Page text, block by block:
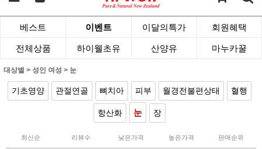
베스트 이벤트 이달의특가 회원혜택
전체상품 하이웰초유 산양유 마누카꿀
대상별 > 성인 여성 > 눈
기초영양 관절연골 뼈치아 피부 월경전불편상태 혈행
항산화 눈 장
최신순 리뷰수 낮은가격 높은가격 판매순위